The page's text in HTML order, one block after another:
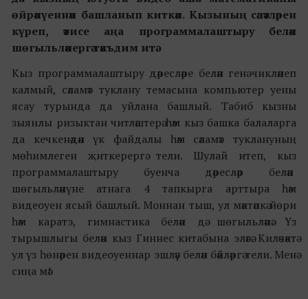
өйрәнүеннән башланып киткән. Кызының сәләтләрен
күреп, әтисе аңа программалаштыру белән
шөгыльләнергә тәкъдим итә.
Кыз программалаштыру дәресләре белән генә чикләнеп
калмый, сәламәт туклану темасына компьютер уены
ясау турында да уйлана башлый. Табиб кызны
зыянлы ризыктан читләштерә һәм кыз башка балаларга
да кечкенәдән үк файдалы һәм сәламәт туклануның
мөһимлеген җиткерергә тели. Шулай итеп, кыз
программалаштыру буенча дәресләр белән
шөгыльләнүне атнага 4 тапкырга арттыра һәм
видеоуен ясый башлый. Моннан тыш, ул мәктәпкә йөри
һәм каратэ, гимнастика белән дә шөгыльләнә. Үз
тырышлыгы белән кыз Гиннес китабына эләгә. Киләчәктә
ул үз һөнәрен видеоуеннар эшләү белән бәйләргә тели. Менә
сиңа мә!